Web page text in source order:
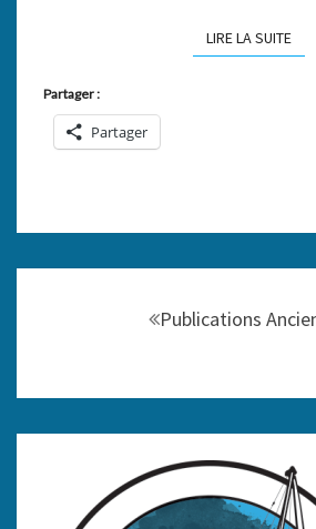
LIRE LA SUITE
Partager :
Partager
articles
Publications